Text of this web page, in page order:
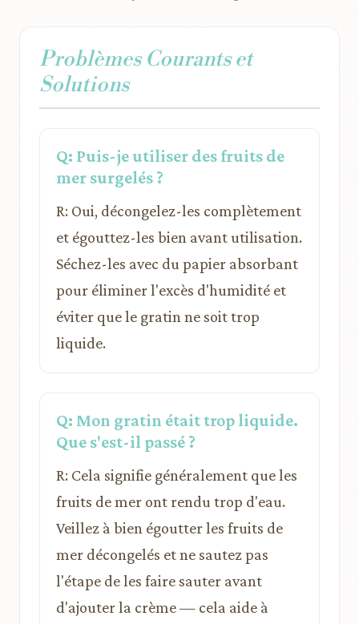
Problèmes Courants et
Solutions
Q: Puis-je utiliser des fruits de
mer surgelés ?
R: Oui, décongelez-les complètement
et égouttez-les bien avant utilisation.
Séchez-les avec du papier absorbant
pour éliminer l'excès d'humidité et
éviter que le gratin ne soit trop
liquide.
Q: Mon gratin était trop liquide.
Que s'est-il passé ?
R: Cela signifie généralement que les
fruits de mer ont rendu trop d'eau.
Veillez à bien égoutter les fruits de
mer décongelés et ne sautez pas
l'étape de les faire sauter avant
d'ajouter la crème — cela aide à